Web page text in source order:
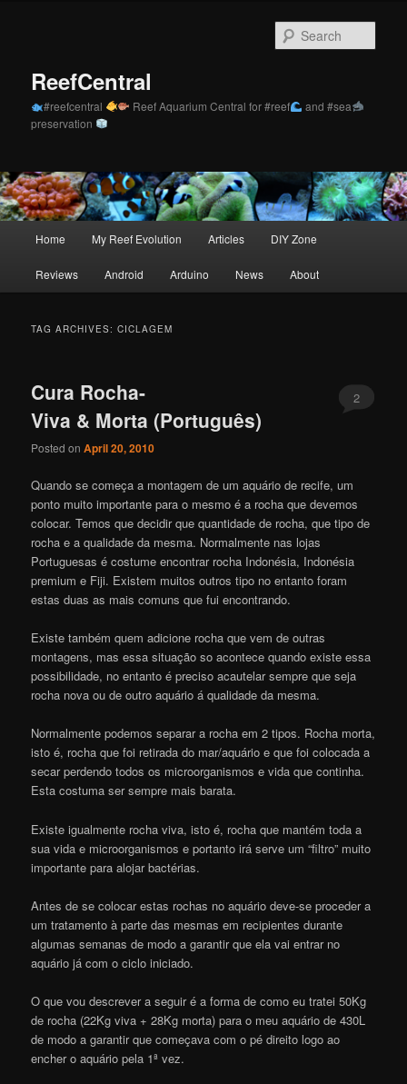
ReefCentral
#reefcentral Reef Aquarium Central for #reef
and #sea
preservation
Home My Reef Evolution Articles DIY Zone
Reviews Android Arduino News About
TAG ARCHIVES:CICLAGEM
Cura Rocha-
Viva & Morta (Português)
Posted onApril 20, 2010
2
Quando se começa a montagem de um aquário de recife, um
ponto muito importante para o mesmo é a rocha que devemos
colocar. Temos que decidir que quantidade de rocha, que tipo de
rocha e a qualidade da mesma. Normalmente nas lojas
Portuguesas é costume encontrar rocha Indonésia, Indonésia
premium e Fiji. Existem muitos outros tipo no entanto foram
estas duas as mais comuns que fui encontrando.
Existe também quem adicione rocha que vem de outras
montagens, mas essa situação so acontece quando existe essa
possibilidade, no entanto é preciso acautelar sempre que seja
rocha nova ou de outro aquário á qualidade da mesma.
Normalmente podemos separar a rocha em 2 tipos. Rocha morta,
isto é, rocha que foi retirada do mar/aquário e que foi colocada a
secar perdendo todos os microorganismos e vida que continha.
Esta costuma ser sempre mais barata.
Existe igualmente rocha viva, isto é, rocha que mantém toda a
sua vida e microorganismos e portanto irá serve um “filtro” muito
importante para alojar bactérias.
Antes de se colocar estas rochas no aquário deve-se proceder a
um tratamento à parte das mesmas em recipientes durante
algumas semanas de modo a garantir que ela vai entrar no
aquário já com o ciclo iniciado.
O que vou descrever a seguir é a forma de como eu tratei 50Kg
de rocha (22Kg viva + 28Kg morta) para o meu aquário de 430L
de modo a garantir que começava com o pé direito logo ao
encher o aquário pela 1ª vez.